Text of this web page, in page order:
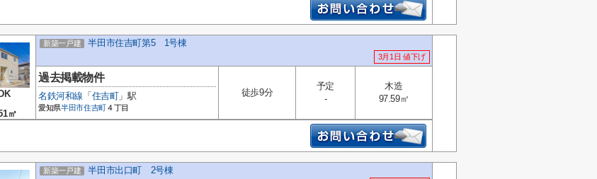
㎡
新築一戸建 半田市住吉町第5 1号棟
3月1日 値下げ
過去掲載物件
名鉄河和線 「 住吉町」駅
愛知県半田市住吉町 ４丁目
徒歩9分
予定
-
木造
97.59㎡
新築一戸建 半田市出口町 2号棟